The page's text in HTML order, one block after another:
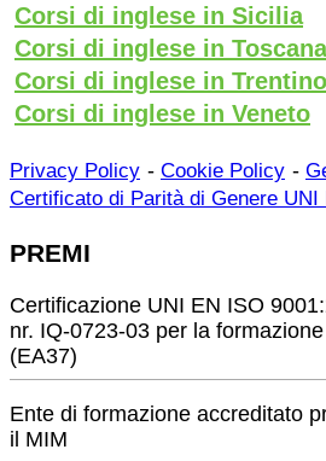
Corsi di inglese in Sicilia
Corsi di inglese in Toscana
Corsi di inglese in
Corsi di inglese in Veneto
Privacy Policy - Cookie Policy -
Certificato di Parità di Genere UNI
PREMI
Certificazione UNI EN ISO
nr. IQ-0723-03 per la formazione
(EA37)
Ente di formazione accreditato
il MIM